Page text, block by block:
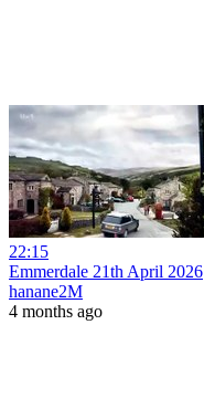
22:15
Emmerdale 21th April 2026
hanane2M
4 months ago